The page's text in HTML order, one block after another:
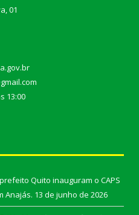
01
13:00
Quito inauguram o CAPS
Anajás. 13 de junho de 2026